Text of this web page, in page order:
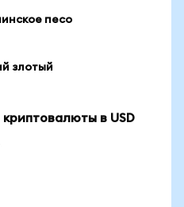
песо
злотый
в USD